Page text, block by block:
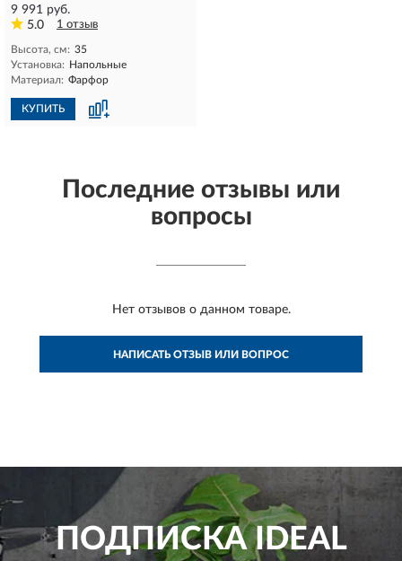
9 991 руб.
5.0
1 отзыв
Высота, см: 35
Установка: Напольные
Материал: Фарфор
КУПИТЬ
Последние отзывы или
вопросы
Нет отзывов о данном товаре.
НАПИСАТЬ ОТЗЫВ ИЛИ ВОПРОС
ПОДПИСКАIDEAL